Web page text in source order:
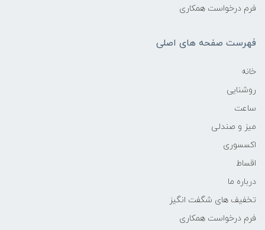
فرم درخواست همکاری
فهرست صفحه های اصلی
خانه
روشنایی
ساعت
میز و صندلی
اکسسوری
اقساط
درباره ما
تخفیف های شگفت انگیز
فرم درخواست همکاری